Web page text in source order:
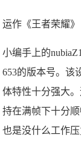
运作《王者荣耀》
小编手上的
653的版本号。该
体特性十分强大
持在满帧下十分
也是没什么工作压